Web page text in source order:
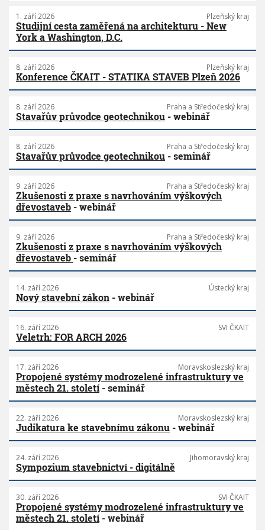
1. září 2026 Plzeňský kraj
Studijní cesta zaměřená na architekturu - New
York a Washington, D.C.
8. září 2026 Plzeňský kraj
Konference ČKAIT - STATIKA STAVEB Plzeň 2026
8. září 2026 Praha a Středočeský kraj
Stavařův průvodce geotechnikou - webinář
8. září 2026 Praha a Středočeský kraj
Stavařův průvodce geotechnikou - seminář
9. září 2026 Praha a Středočeský kraj
Zkušenosti z praxe s navrhováním výškových
dřevostaveb - webinář
9. září 2026 Praha a Středočeský kraj
Zkušenosti z praxe s navrhováním výškových
dřevostaveb - seminář
14. září 2026 Ústecký kraj
Nový stavební zákon - webinář
16. září 2026 SVI ČKAIT
Veletrh: FOR ARCH 2026
17. září 2026 Moravskoslezský kraj
Propojené systémy modrozelené infrastruktury ve
městech 21. století - seminář
22. září 2026 Moravskoslezský kraj
Judikatura ke stavebnímu zákonu - webinář
24. září 2026 Jihomoravský kraj
Sympozium stavebnictví - digitálně
30. září 2026 SVI ČKAIT
Propojené systémy modrozelené infrastruktury ve
městech 21. století - webinář